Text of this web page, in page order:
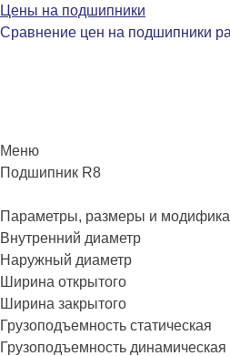
Цены на подшипники
Сравнение цен на подшипники
Меню
Перейти
содержимому
Подшипник R8
Параметры, размеры и
Внутренний диаметр
Наружный диаметр
Ширина открытого
Ширина закрытого
Грузоподъемность статическая
Грузоподъемность динамическая